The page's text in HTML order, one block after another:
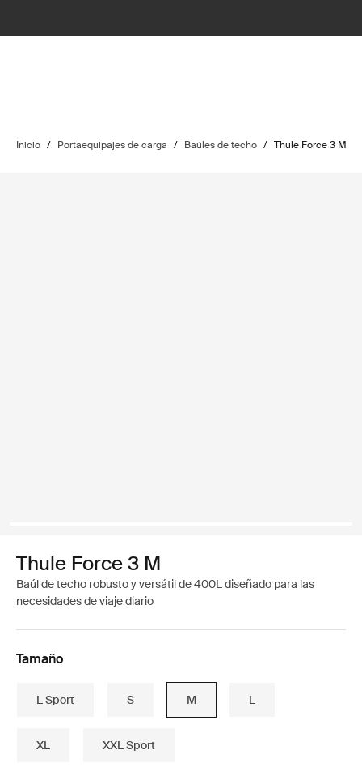
Inicio / Portaequipajes de carga / Baúles de techo / Thule Force 3 M
Thule Force 3 M
Baúl de techo robusto y versátil de 400L diseñado para las
necesidades de viaje diario
Tamaño
L Sport S M L
XL XXL Sport